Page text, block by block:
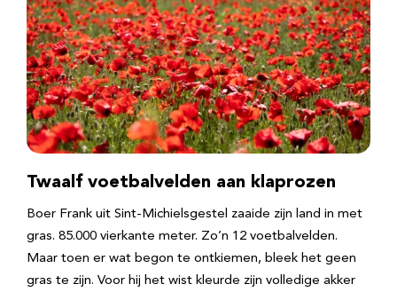
Twaalf voetbalvelden aan klaprozen
Boer Frank uit Sint-Michielsgestel zaaide zijn land in met
gras. 85.000 vierkante meter. Zo’n 12 voetbalvelden.
Maar toen er wat begon te ontkiemen, bleek het geen
gras te zijn. Voor hij het wist kleurde zijn volledige akker